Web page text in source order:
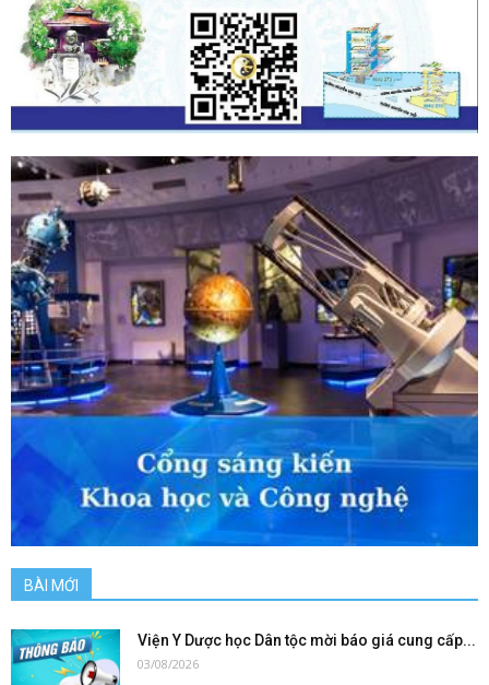
BÀI MỚI
Viện Y Dược học Dân tộc mời báo giá cung cấp...
03/08/2026